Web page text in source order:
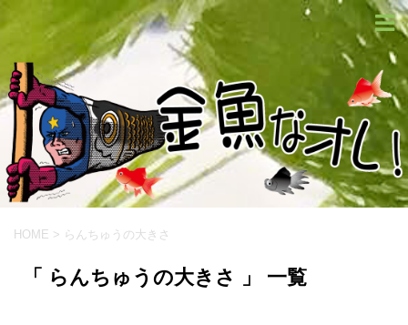
HOME > らんちゅうの大きさ
「 らんちゅうの大きさ 」 一覧